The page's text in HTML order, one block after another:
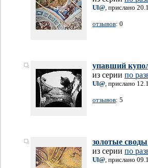
Ul@, прислано
отзывов: 0
упавший
из серии по
Ul@, прислано
отзывов: 5
золотые своды
из серии по
Ul@, прислано